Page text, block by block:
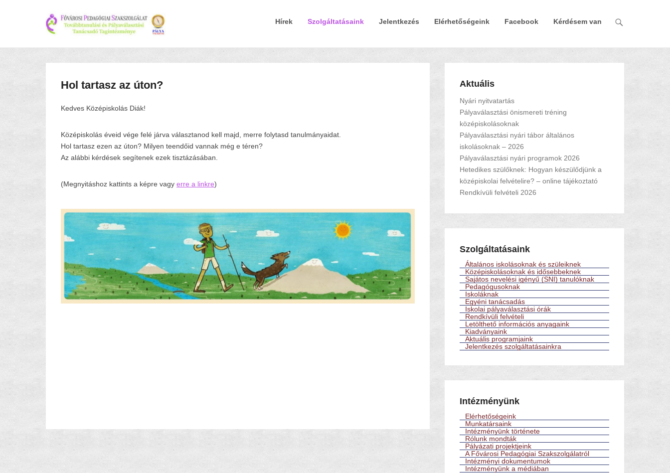
Elsődleges Menü
Tovább a tartalomra
Hírek Szolgáltatásaink Jelentkezés Elérhetőségeink Facebook Kérdésem van
Hol tartasz az úton?
Kedves Középiskolás Diák!
Középiskolás éveid vége felé járva választanod kell majd, merre folytasd tanulmányaidat.
Hol tartasz ezen az úton? Milyen teendőid vannak még e téren?
Az alábbi kérdések segítenek ezek tisztázásában.
(Megnyitáshoz kattints a képre vagy erre a linkre)
Aktuális
Nyári nyitvatartás
Pályaválasztási önismereti tréning
középiskolásoknak
Pályaválasztási nyári tábor általános
iskolásoknak – 2026
Pályaválasztási nyári programok 2026
Hetedikes szülőknek: Hogyan készülődjünk a
középiskolai felvételire? – online tájékoztató
Rendkívüli felvételi 2026
Szolgáltatásaink
Általános iskolásoknak és szüleiknek
Középiskolásoknak és idősebbeknek
Sajátos nevelési igényű (SNI) tanulóknak
Pedagógusoknak
Iskoláknak
Egyéni tanácsadás
Iskolai pályaválasztási órák
Rendkívüli felvételi
Letölthető információs anyagaink
Kiadványaink
Aktuális programjaink
Jelentkezés szolgáltatásainkra
Intézményünk
Elérhetőségeink
Munkatársaink
Intézményünk története
Rólunk mondták
Pályázati projektjeink
A Fővárosi Pedagógiai Szakszolgálatról
Intézményi dokumentumok
Intézményünk a médiában